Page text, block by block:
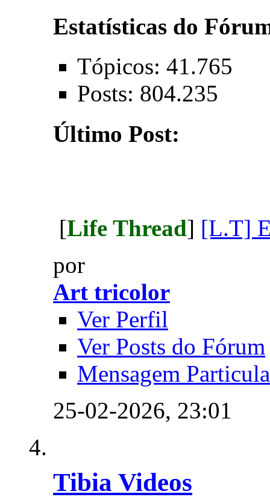
Estatísticas do
Tópicos: 41.765
Posts: 804.235
Último Post:
[Life Thread] [L.T]
por
Art tricolor
Ver Perfil
Ver Posts do Fórum
Mensagem
25-02-2026, 23:01
Tibia Videos